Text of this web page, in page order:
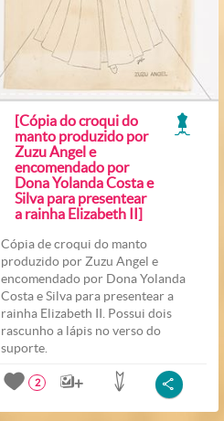
[Cópia do croqui do
manto produzido por
Zuzu Angel e
encomendado por
Dona Yolanda Costa e
Silva para presentear
a rainha Elizabeth II]
Cópia de croqui do manto
produzido por Zuzu Angel e
encomendado por Dona Yolanda
Costa e Silva para presentear a
rainha Elizabeth II. Possui dois
rascunho a lápis no verso do
suporte.
2